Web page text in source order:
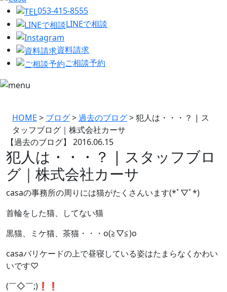
053-415-8555
LINEで相談
資料請求
ご相談予約
HOME > ブログ>過去のブログ>犯人は・・・？ | ス
タッフブログ｜株式会社カーサ
【過去のブログ】 2016.06.15
犯人は・・・？ | スタッフブロ
グ｜株式会社カーサ
casaの事務所の周りには猫がたくさんいます(*ﾟ▽ﾟ*)
首輪をした猫、してない猫
黒猫、ミケ猫、茶猫・・・o(≧▽≦)o
casaバリケードの上で昼寝している姿はたまらなくかわい
いです♡
(￣◇￣;)❗️❗️